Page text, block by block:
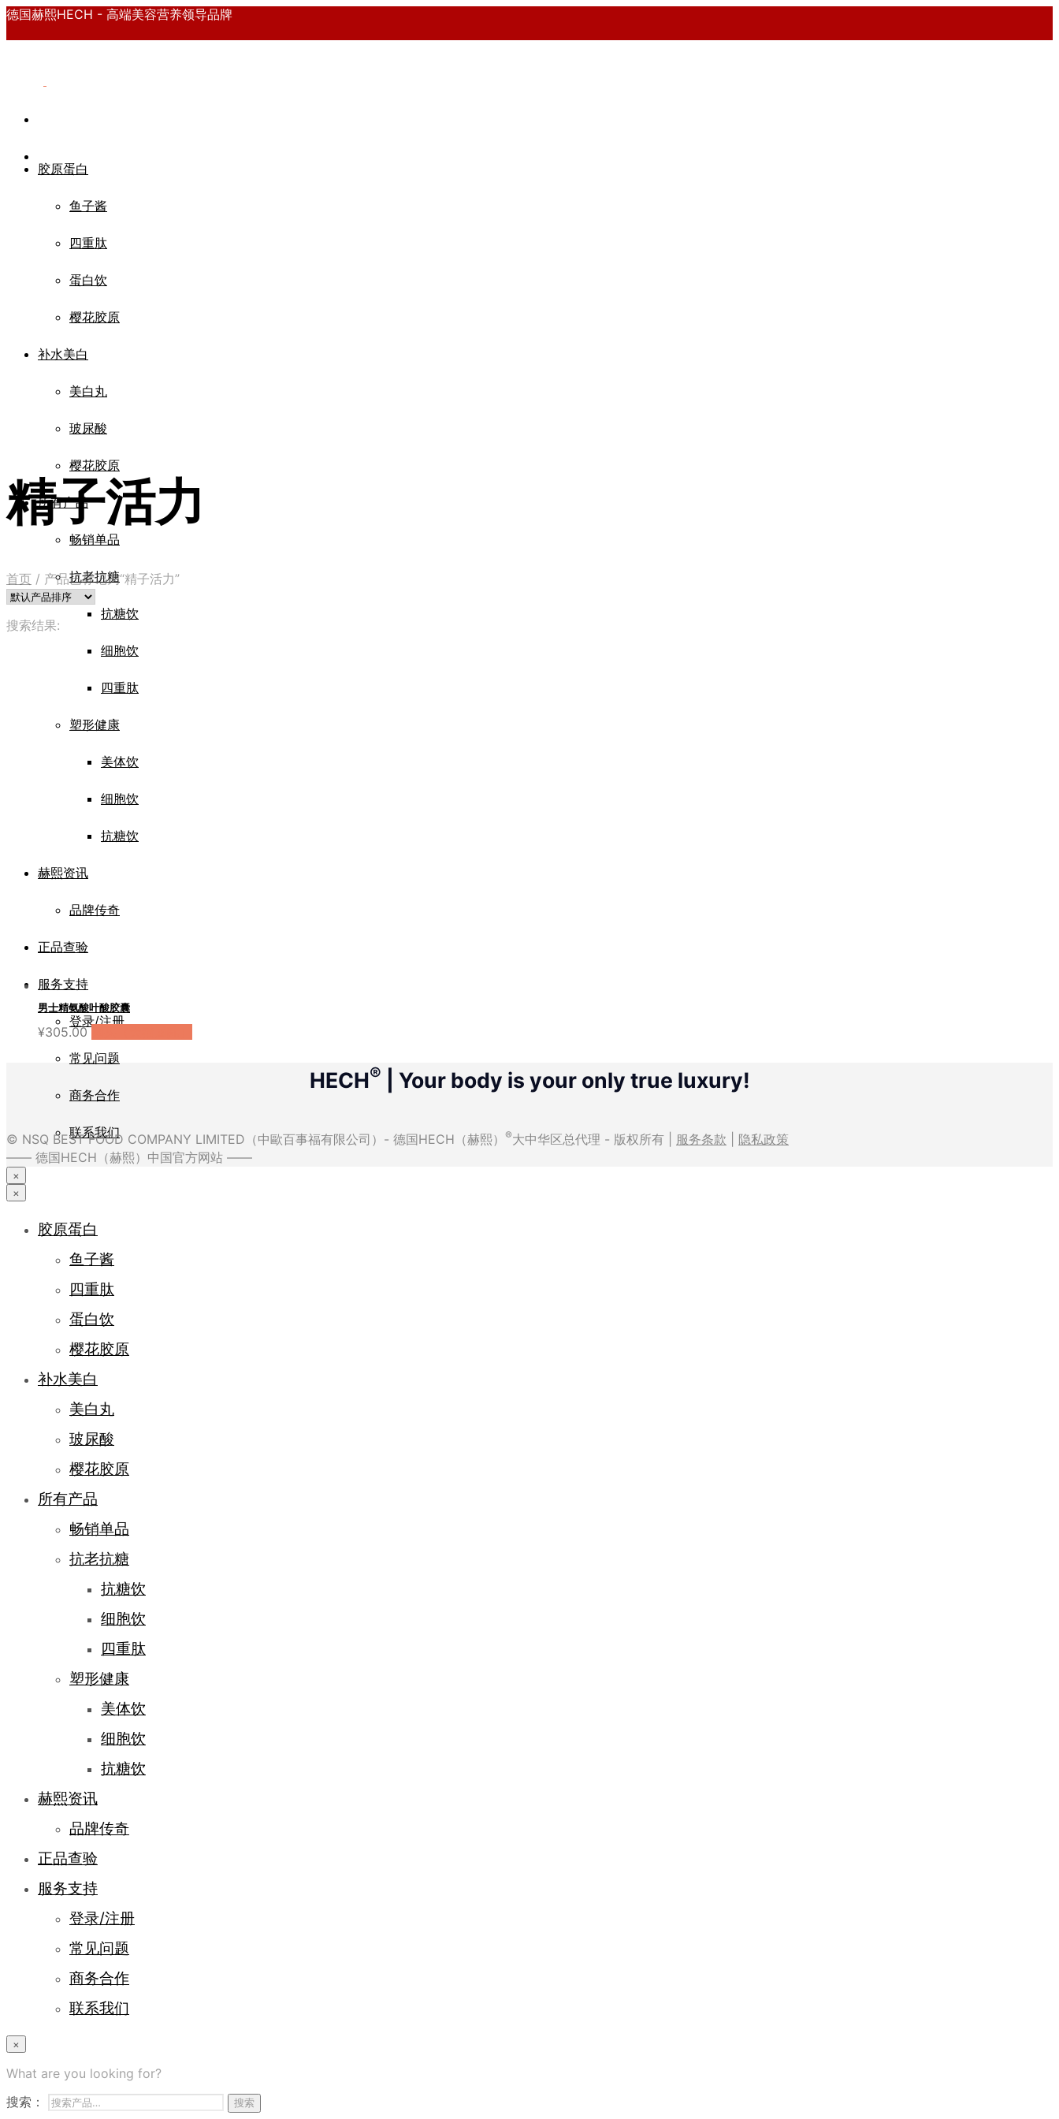
德国赫熙HECH - 高端美容营养领导品牌
胶原蛋白
鱼子酱
四重肽
蛋白饮
樱花胶原
补水美白
美白丸
玻尿酸
樱花胶原
所有产品
畅销单品
抗老抗糖
抗糖饮
细胞饮
四重肽
塑形健康
美体饮
细胞饮
抗糖饮
赫熙资讯
品牌传奇
正品查验
服务支持
登录/注册
常见问题
商务合作
联系我们
精子活力
首页 / 产品已标记为“精子活力”
搜索结果:
男士精氨酸叶酸胶囊
¥305.00
HECH® | Your body is your only true luxury!
© NSQ BEST FOOD COMPANY LIMITED（中歐百事福有限公司）- 德国HECH（赫熙） ®大中华区总代理 - 版权所有 | 服务条款
隐私政策
—— 德国HECH（赫熙）中国官方网站 ——
×
×
胶原蛋白
鱼子酱
四重肽
蛋白饮
樱花胶原
补水美白
美白丸
玻尿酸
樱花胶原
所有产品
畅销单品
抗老抗糖
抗糖饮
细胞饮
四重肽
塑形健康
美体饮
细胞饮
抗糖饮
赫熙资讯
品牌传奇
正品查验
服务支持
登录/注册
常见问题
商务合作
联系我们
×
What are you looking for?
搜索：
搜索